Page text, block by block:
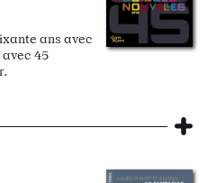
ans avec
avec 45